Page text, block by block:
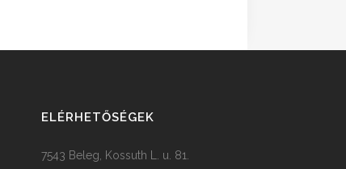
ELÉRHETŐSÉGEK
7543 Beleg, Kossuth L. u. 81.